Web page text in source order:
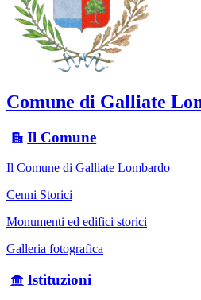
Comune di Galliate
Il Comune
Il Comune di Galliate Lombardo
Cenni Storici
Monumenti ed edifici storici
Galleria fotografica
Istituzioni